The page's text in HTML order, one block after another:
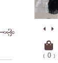
﹝ 0﹞